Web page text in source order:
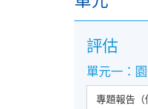
評估
單元一：
專題報告（